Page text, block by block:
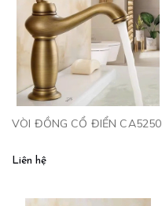
VÒI ĐỒNG CỔ ĐIỂN CA5250
Liên hệ